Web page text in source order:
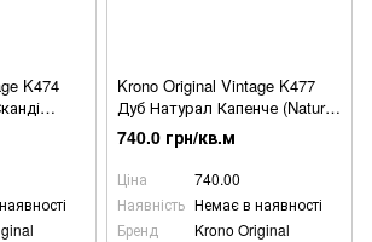
K474
ламінат
Krono Original Vintage K477
Дуб Натурал Капенче (Natural
Carpenter Oak), ламінат
740.0 грн/кв.м
Ціна
740.00
Наявність Немає в наявності
Бренд
Krono Original